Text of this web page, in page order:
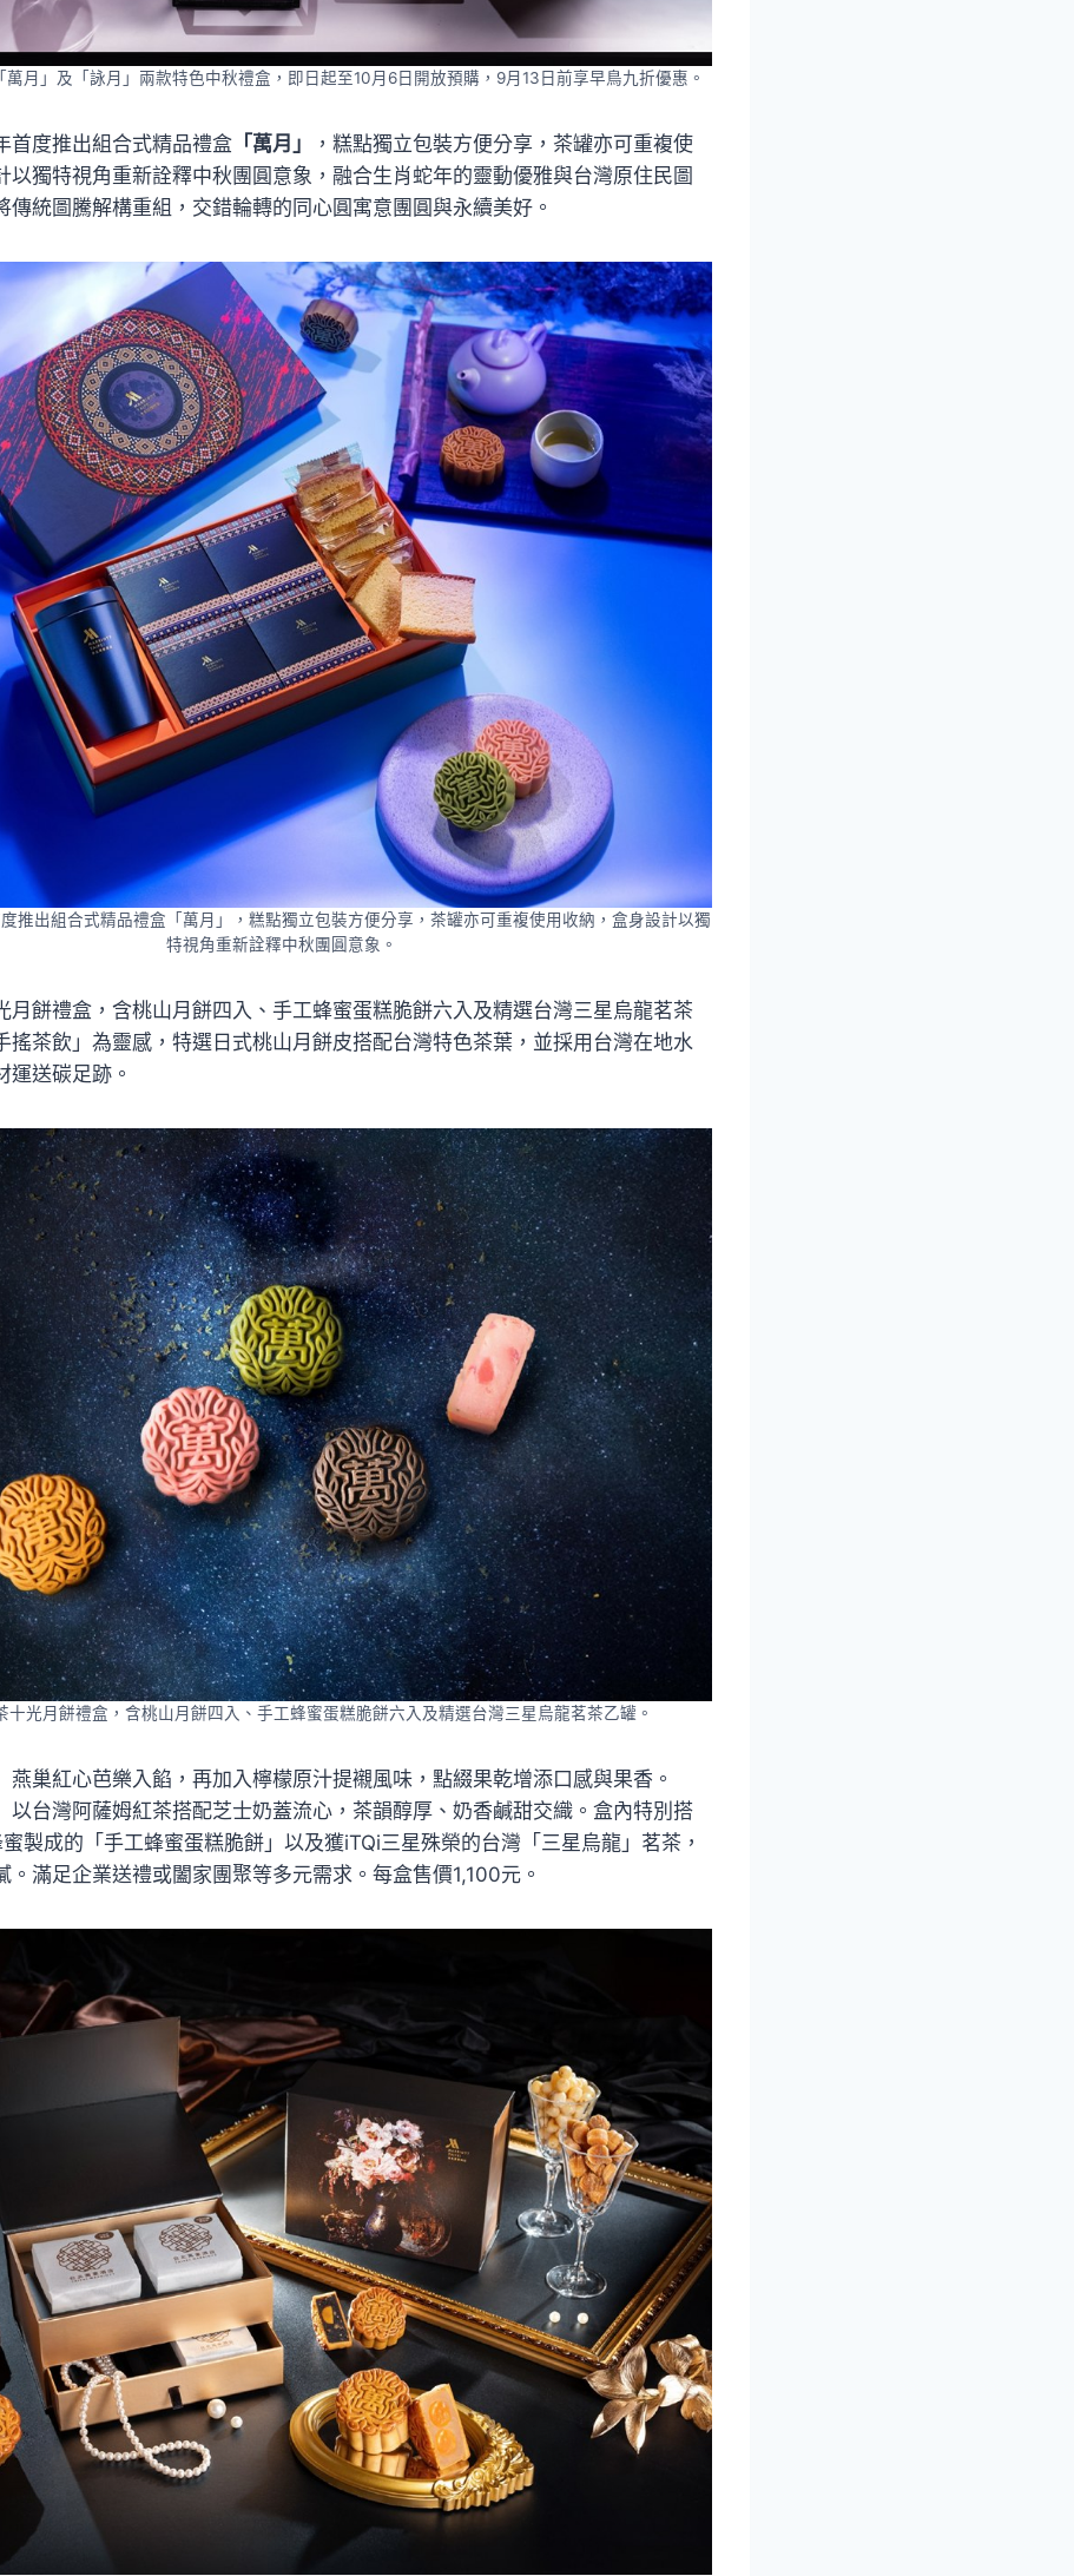
萬月」及「詠月」兩款特色中秋禮盒，即日起至10月6日開放預購，9月13日前享早鳥九折優惠。
首度推出組合式精品禮盒 「萬月」
，糕點獨立包裝方便分享，茶罐亦可重複使
以獨特視角重新詮釋中秋團圓意象，融合生肖蛇年的靈動優雅與台灣原住民圖
傳統圖騰解構重組，交錯輪轉的同心圓寓意團圓與永續美好。
推出組合式精品禮盒「萬月」，糕點獨立包裝方便分享，茶罐亦可重複使用收納，盒身設計以獨
特視角重新詮釋中秋團圓意象。
月餅禮盒，含桃山月餅四入、手工蜂蜜蛋糕脆餅六入及精選台灣三星烏龍茗茶
搖茶飲」為靈感，特選日式桃山月餅皮搭配台灣特色茶葉，並採用台灣在地水
運送碳足跡。
十光月餅禮盒，含桃山月餅四入、手工蜂蜜蛋糕脆餅六入及精選台灣三星烏龍茗茶乙罐。
燕巢紅心芭樂入餡，再加入檸檬原汁提襯風味，點綴果乾增添口感與果香。
以台灣阿薩姆紅茶搭配芝士奶蓋流心，茶韻醇厚、奶香鹹甜交織。盒內特別搭
製成的「手工蜂蜜蛋糕脆餅」以及獲iTQi三星殊榮的台灣「三星烏龍」茗茶，
。滿足企業送禮或闔家團聚等多元需求。每盒售價1,100元。